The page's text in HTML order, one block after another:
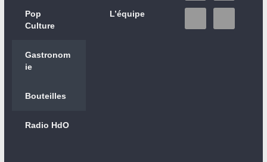
Pop
Culture
Gastronom
ie
Bouteilles
Radio HdO
L’équipe